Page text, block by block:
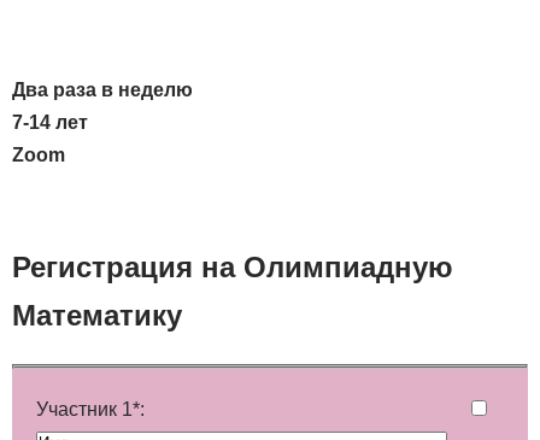
Два раза в неделю
7-14 лет
Zoom
Регистрация на Олимпиадную
Математику
Участник 1*: